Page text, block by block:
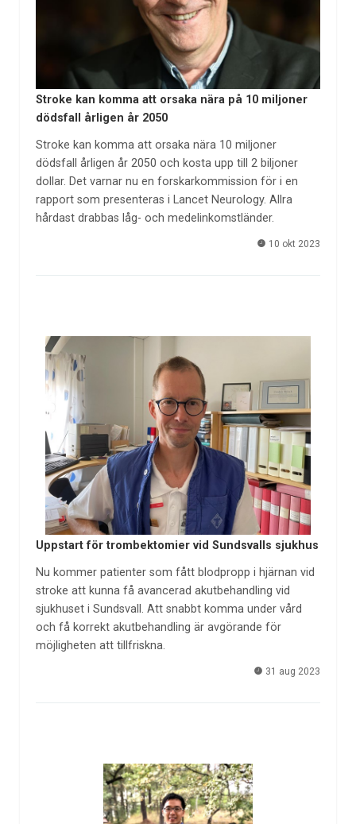
Stroke kan komma att orsaka nära på 10 miljoner
dödsfall årligen år 2050
Stroke kan komma att orsaka nära 10 miljoner
dödsfall årligen år 2050 och kosta upp till 2 biljoner
dollar. Det varnar nu en forskarkommission för i en
rapport som presenteras i Lancet Neurology. Allra
hårdast drabbas låg- och medelinkomstländer.
10 okt 2023
Uppstart för trombektomier vid Sundsvalls sjukhus
Nu kommer patienter som fått blodpropp i hjärnan vid
stroke att kunna få avancerad akutbehandling vid
sjukhuset i Sundsvall. Att snabbt komma under vård
och få korrekt akutbehandling är avgörande för
möjligheten att tillfriskna.
31 aug 2023